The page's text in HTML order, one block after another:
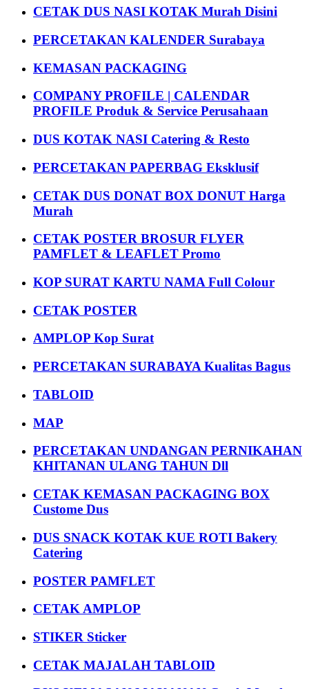
CETAK DUS NASI KOTAK Murah Disini
PERCETAKAN KALENDER Surabaya
KEMASAN PACKAGING
COMPANY PROFILE | CALENDAR
PROFILE Produk & Service Perusahaan
DUS KOTAK NASI Catering & Resto
PERCETAKAN PAPERBAG Eksklusif
CETAK DUS DONAT BOX DONUT Harga
Murah
CETAK POSTER BROSUR FLYER
PAMFLET & LEAFLET Promo
KOP SURAT KARTU NAMA Full Colour
CETAK POSTER
AMPLOP Kop Surat
PERCETAKAN SURABAYA Kualitas Bagus
TABLOID
MAP
PERCETAKAN UNDANGAN PERNIKAHAN
KHITANAN ULANG TAHUN Dll
CETAK KEMASAN PACKAGING BOX
Custome Dus
DUS SNACK KOTAK KUE ROTI Bakery
Catering
POSTER PAMFLET
CETAK AMPLOP
STIKER Sticker
CETAK MAJALAH TABLOID